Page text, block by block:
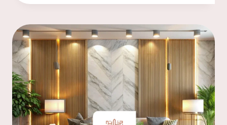
0537128631
–
مرايا
الدمام،
تركيب
مرايات